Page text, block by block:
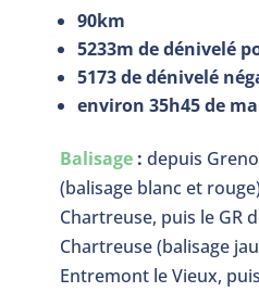
90km
5233m de dénivelé
5173 de dénivelé
environ 35h45 de
Balisage: depuis
(balisage blanc et
Chartreuse, puis le GR
Chartreuse (balisage
Entremont le Vieux,